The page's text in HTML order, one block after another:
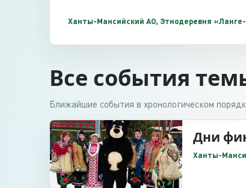
Все события
Ближайшие события в хронологическом
Дни